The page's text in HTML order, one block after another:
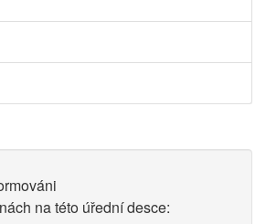
na této úřední desce: